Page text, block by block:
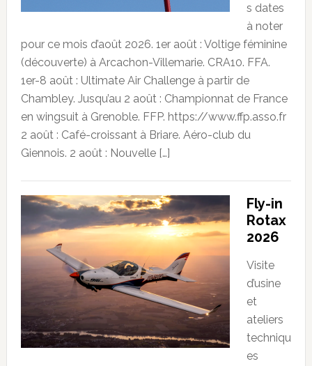
s dates
à noter
pour ce mois d’août 2026. 1er août : Voltige féminine
(découverte) à Arcachon-Villemarie. CRA10. FFA.
1er-8 août : Ultimate Air Challenge à partir de
Chambley. Jusqu’au 2 août : Championnat de France
en wingsuit à Grenoble. FFP. https://www.ffp.asso.fr
2 août : Café-croissant à Briare. Aéro-club du
Giennois. 2 août : Nouvelle […]
Fly-in
Rotax
2026
Visite
d’usine
et
ateliers
techniqu
es